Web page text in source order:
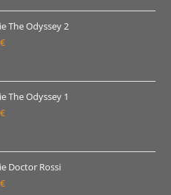
19.00 €
do
The Odyssey 2
€Raspon
19.00 €
do
The Odyssey 1
€Raspon
19.00 €
do
Doctor Rossi
€Raspon